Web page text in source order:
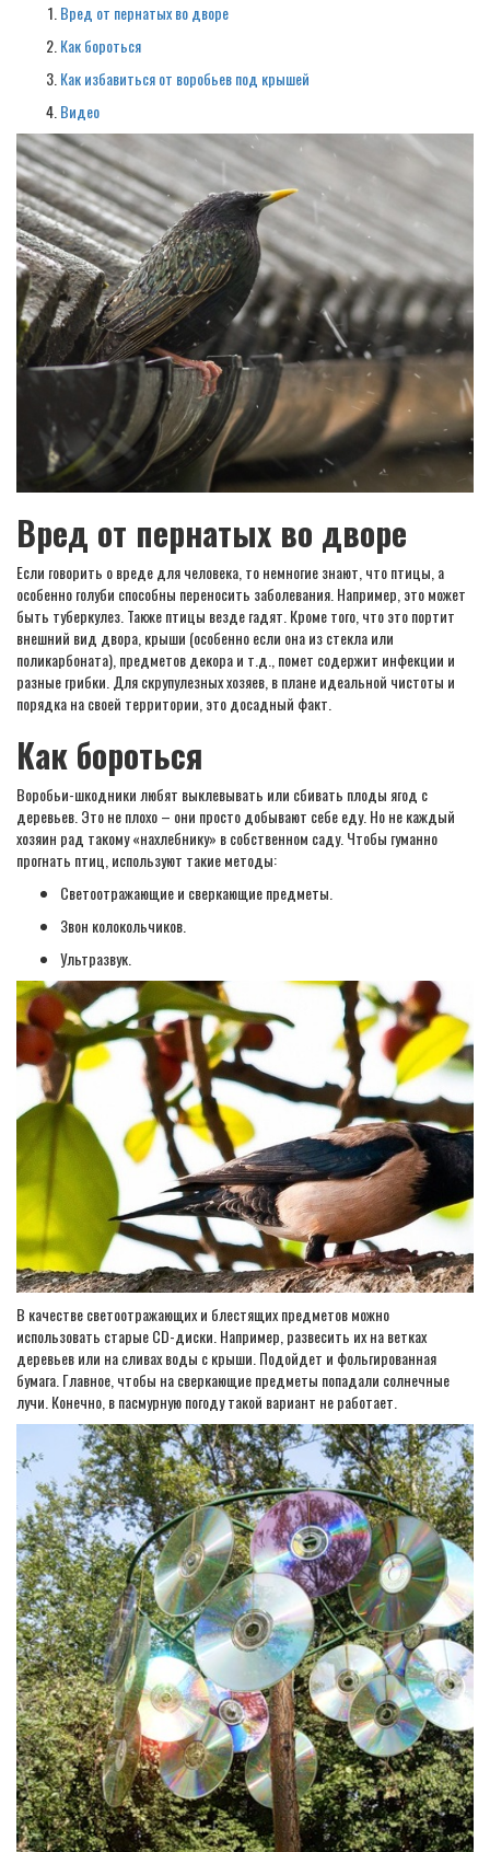
Вред от пернатых во дворе
Как бороться
Как избавиться от воробьев под крышей
Видео
Вред от пернатых во дворе
Если говорить о вреде для человека, то немногие знают, что птицы, а
особенно голуби способны переносить заболевания. Например, это может
быть туберкулез. Также птицы везде гадят. Кроме того, что это портит
внешний вид двора, крыши (особенно если она из стекла или
поликарбоната), предметов декора и т.д., помет содержит инфекции и
разные грибки. Для скрупулезных хозяев, в плане идеальной чистоты и
порядка на своей территории, это досадный факт.
Как бороться
Воробьи-шкодники любят выклевывать или сбивать плоды ягод с
деревьев. Это не плохо – они просто добывают себе еду. Но не каждый
хозяин рад такому «нахлебнику» в собственном саду. Чтобы гуманно
прогнать птиц, используют такие методы:
Светоотражающие и сверкающие предметы.
Звон колокольчиков.
Ультразвук.
В качестве светоотражающих и блестящих предметов можно
использовать старые CD-диски. Например, развесить их на ветках
деревьев или на сливах воды с крыши. Подойдет и фольгированная
бумага. Главное, чтобы на сверкающие предметы попадали солнечные
лучи. Конечно, в пасмурную погоду такой вариант не работает.